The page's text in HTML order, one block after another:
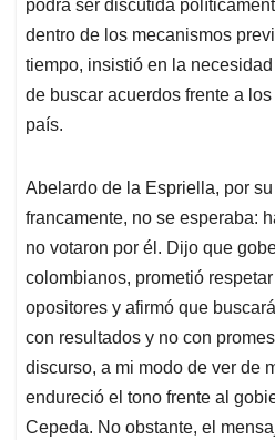
podrá ser discutida
dentro de los mecanismos
tiempo, insistió en la
de buscar acuerdos frente a
país.
Abelardo de la Espriella, por
francamente, no se esperaba:
no votaron por él. Dijo que
colombianos, prometió
opositores y afirmó que
con resultados y no con
discurso, a mi modo de ver de
endureció el tono frente al
Cepeda. No obstante, el